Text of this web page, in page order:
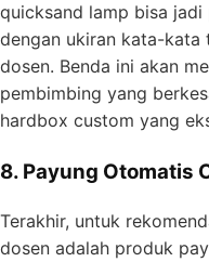
quicksand lamp bisa
dengan ukiran kata-kata
dosen. Benda ini akan
pembimbing yang
hardbox custom yang
8. Payung Otomatis
Terakhir, untuk
dosen adalah produk